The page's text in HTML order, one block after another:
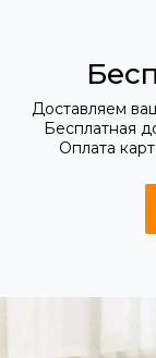
Доставляем
Бесплатная
Оплата